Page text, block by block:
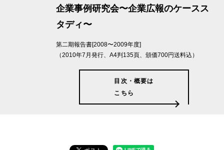
企業事例研究会〜企業広報のケースス
タディ〜
第二期報告書[2008〜2009年度]
（2010年7月発行、A4判135頁、頒価700円送料込）
目次・概要は
こちら